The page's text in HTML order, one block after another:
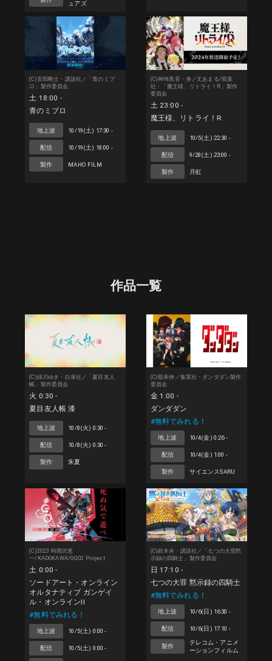
ュアズ
(C)安田剛士・講談社／「青のミブ
ロ」製作委員会
土 18:00 -
青のミブロ
地上波 10/19(土) 17:30 -
配信 10/19(土) 18:00 -
製作 MAHO FILM
(C)神埼黒音・身ノ丈あまる/双葉
社・「魔王様、リトライ！R」製作
委員会
土 23:00 -
魔王様、リトライ！R
地上波 10/5(土) 22:30 -
配信 9/28(土) 23:00 -
製作 月虹
作品一覧
(C)緑川ゆき・白泉社／「夏目友人
帳」製作委員会
火 0:30 -
夏目友人帳 漆
地上波 10/8(火) 0:30 -
配信 10/8(火) 0:30 -
製作 朱夏
(C)龍幸伸／集英社・ダンダダン製作
委員会
金 1:00 -
ダンダダン
#無料でみれる！
地上波 10/4(金) 0:26 -
配信 10/4(金) 1:00 -
製作 サイエンスSARU
(C)2023 時雨沢恵
一/KADOKAWA/GGO2 Project
土 0:00 -
ソードアート・オンライン
オルタナティブ ガンゲイ
ル・オンラインII
#無料でみれる！
地上波 10/5(土) 0:00 -
配信 10/5(土) 0:00 -
(C)鈴木央・講談社／「七つの大罪黙
示録の四騎士」製作委員会
日 17:10 -
七つの大罪 黙示録の四騎士
#無料でみれる！
地上波 10/6(日) 16:30 -
配信 10/6(日) 17:10 -
製作
テレコム・アニメ
ーションフィルム